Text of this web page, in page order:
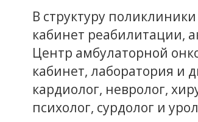
В структуру
кабинет реабилитации,
Центр амбулаторной
кабинет, лаборатория и
кардиолог, невролог,
психолог, сурдолог и